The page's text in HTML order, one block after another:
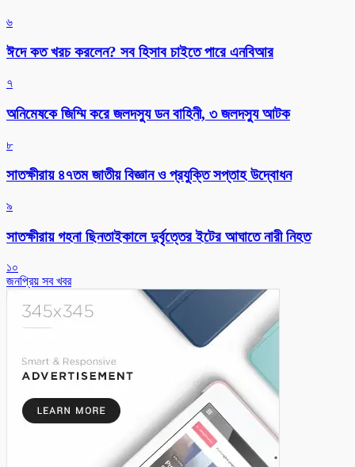
৬
ঈদে কত খরচ করলেন? সব হিসাব চাইতে পারে এনবিআর
৭
অনিমেষকে জিম্মি করে জলদস্যু ডন বাহিনী, ৩ জলদস্যু আটক
৮
সাতক্ষীরায় ৪৭তম জাতীয় বিজ্ঞান ও প্রযুক্তি সপ্তাহ উদ্বোধন
৯
সাতক্ষীরায় গহনা ছিনতাইকালে দুর্বৃত্তের ইটের আঘাতে নারী নিহত
১০
জনপ্রিয় সব খবর